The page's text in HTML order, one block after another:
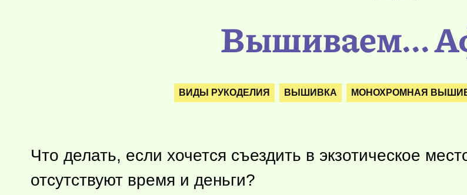
Вышиваем...
ВИДЫ РУКОДЕЛИЯ ВЫШИВКА МОНОХРОМНАЯ
Что делать, если хочется съездить в экзотическое
отсутствуют время и деньги?